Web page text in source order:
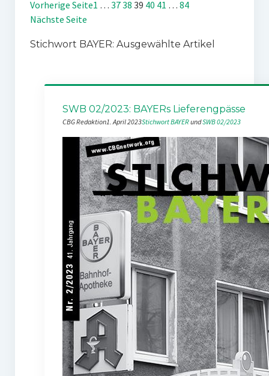
Vorherige Seite1 … 3738 39 40 41 … 84
Nächste Seite
Stichwort BAYER: Ausgewählte Artikel
SWB 02/2023: BAYERs Lieferengpässe
CBG Redaktion1. April 2023Stichwort BAYER und SWB 02/2023